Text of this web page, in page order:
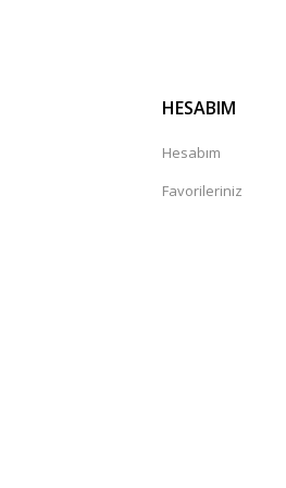
HESABIM
Hesabım
Favorileriniz